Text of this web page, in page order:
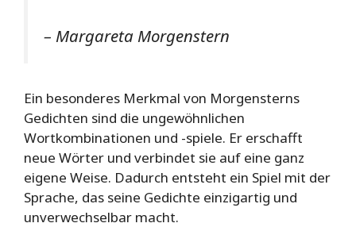
– Margareta Morgenstern
Ein besonderes Merkmal von Morgensterns
Gedichten sind die ungewöhnlichen
Wortkombinationen und -spiele. Er erschafft
neue Wörter und verbindet sie auf eine ganz
eigene Weise. Dadurch entsteht ein Spiel mit der
Sprache, das seine Gedichte einzigartig und
unverwechselbar macht.